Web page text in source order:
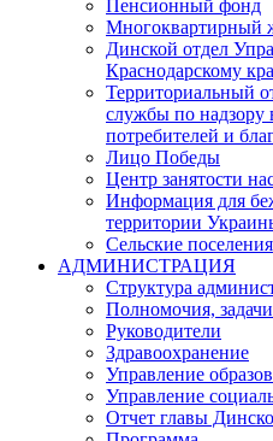
Пенсионный фонд
Динской отдел
Краснодарскому
Территориальный
службы по надзору
потребителей и
Лицо Победы
Центр занятости
Информация для
территории
Сельские поселения
АДМИНИСТРАЦИЯ
Структура
Полномочия,
Руководители
Здравоохранение
Управление
Управление
Отчет главы